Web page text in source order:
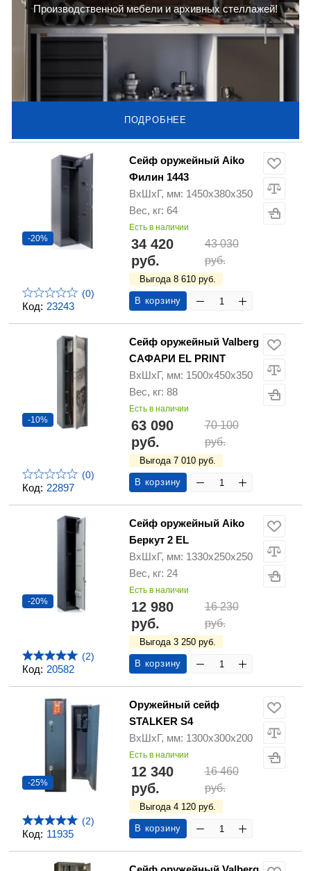
Производственной мебели и архивных стеллажей!
ПОДРОБНЕЕ
Код: 23243
-20%
(0)
Сейф оружейный Aiko
Филин 1443
ВхШхГ, мм: 1450х380х350
Вес, кг: 64
Есть в наличии
34 420
руб.
43 030
руб.
Выгода 8 610 руб.
В корзину
Код: 22897
-10%
(0)
Сейф оружейный Valberg
САФАРИ EL PRINT
ВхШхГ, мм: 1500х450х350
Вес, кг: 88
Есть в наличии
63 090
руб.
70 100
руб.
Выгода 7 010 руб.
В корзину
Код: 20582
-20%
(2)
Сейф оружейный Aiko
Беркут 2 EL
ВхШхГ, мм: 1330х250х250
Вес, кг: 24
Есть в наличии
12 980
руб.
16 230
руб.
Выгода 3 250 руб.
В корзину
Код: 11935
-25%
(2)
Оружейный сейф
STALKER S4
ВхШхГ, мм: 1300х300х200
Есть в наличии
12 340
руб.
16 460
руб.
Выгода 4 120 руб.
В корзину